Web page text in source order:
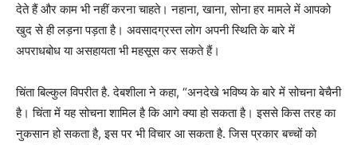
देते हैं और काम भी नहीं करना चाहते। नहाना, खाना, सोना हर मामले में आपको
खुद से ही लड़ना पड़ता है। अवसादग्रस्त लोग अपनी स्थिति के बारे में
अपराधबोध या असहायता भी महसूस कर सकते हैं।
चिंता बिल्कुल विपरीत है. देबशीला ने कहा, “अनदेखे भविष्य के बारे में सोचना बेचैनी
है। चिंता में यह सोचना शामिल है कि आगे क्या हो सकता है। इससे किस तरह का
नुकसान हो सकता है, इस पर भी विचार आ सकता है. जिस प्रकार बच्चों को